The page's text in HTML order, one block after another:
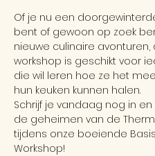
Of je nu een
bent of gewoon op zoek
nieuwe culinaire avonturen,
workshop is geschikt voor
die wil leren hoe ze het
hun keuken kunnen halen.
Schrijf je vandaag nog in
de geheimen van de
tijdens onze boeiende
Workshop!